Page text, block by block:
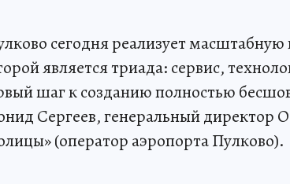
сегодня реализует
является триада: сервис,
шаг к созданию полностью
Сергеев, генеральный
(оператор аэропорта Пулково).